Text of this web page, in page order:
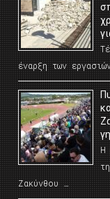
έναρξη των
Η
Ζακύνθου …